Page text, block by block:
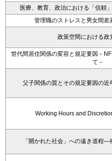
医療、教育、政治における「信頼
管理職のストレスと男女間差
政策空間における政
世代間居住関係の変容と規定要因－
て－
父子関係の質とその規定要因の近
Working Hours and
「開かれた社会」への遠き道程